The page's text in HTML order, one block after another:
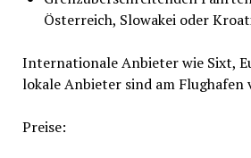
Österreich, Slowakei oder
Internationale Anbieter wie Sixt,
lokale Anbieter sind am Flughafen
Preise: